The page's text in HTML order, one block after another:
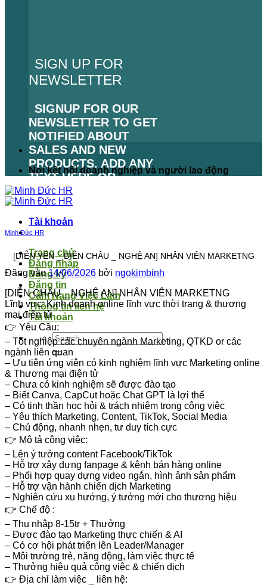
SIGN UP FOR
NEWSLETTER
SIGNUP FOR OUR
NEWSLETTER TO GET
NOTIFIED ABOUT
SALES AND NEW
PRODUCTS. ADD ANY
TEXT HERE OR
REMOVE IT.
LỖI:KHÔNG TÌM THẤY
BIỂU MẪU LIÊN HỆ.
Nơi kết nối doanh nghiệp và người lao động
Tài khoản
Trang chủ
Đăng nhập
Đăng ký
Đăng tin
Cẩm Nang Việc Làm
Thông tin liên hệ
Tài khoản
Minh Đức HR
[DIỄN YÊN _ DIỄN CHÂU _ NGHỆ AN] NHÂN VIÊN MARKETNG
Đăng vào14/06/2026 bởi ngokimbinh
[DIỄN CHÂU _ NGHỆ AN] NHÂN VIÊN MARKETNG
Lĩnh vực: Kinh doanh online lĩnh vực thời trang & thương
mại điện tử
👉 Yêu Cầu:
– Tốt nghiệp các chuyên ngành Marketing, QTKD or các
ngành liên quan
– Ưu tiên ứng viên có kinh nghiệm lĩnh vực Marketing online
& Thương mại điện tử
– Chưa có kinh nghiệm sẽ được đào tạo
– Biết Canva, CapCut hoặc Chat GPT là lợi thế
– Có tinh thần học hỏi & trách nhiệm trong công việc
– Yêu thích Marketing, Content, TikTok, Social Media
– Chủ động, nhanh nhẹn, tư duy tích cực
👉 Mô tả công việc:
– Lên ý tưởng content Facebook/TikTok
– Hỗ trợ xây dựng fanpage & kênh bán hàng online
– Phối hợp quay dựng video ngắn, hình ảnh sản phẩm
– Hỗ trợ vận hành chiến dịch Marketing
– Nghiên cứu xu hướng, ý tưởng mới cho thương hiệu
👉 Chế độ :
– Thu nhập 8-15tr + Thưởng
– Được đào tạo Marketing thực chiến & AI
– Có cơ hội phát triển lên Leader/Manager
– Môi trường trẻ, năng động, làm việc thực tế
– Thưởng hiệu quả công việc & chiến dịch
👉 Địa chỉ làm việc _ liên hệ: